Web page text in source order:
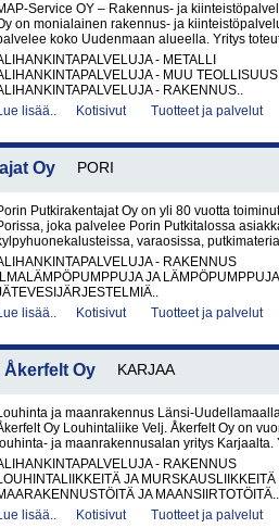
Service OY – Rakennus- ja
on monialainen rakennus- ja
koko Uudenmaan alueella. Yritys
- METALLI
- MUU TEOLLISUUS
- RAKENNUS..
lisää..
Kotisivut Tuotteet ja palvelut
Oy PORI
Putkirakentajat Oy on yli 80 vuotta
joka palvelee Porin Putkitalossa
varaosissa,
- RAKENNUS
ILMALÄMPÖPUMPPUJA JA LÄMPÖPUMPPUJA
lisää..
Kotisivut Tuotteet ja palvelut
Åkerfelt Oy KARJAA
ja maanrakennus Länsi-
Oy Louhintaliike Velj. Åkerfelt Oy on
louhinta- ja maanrakennusalan yritys Karjaalta.
- RAKENNUS
JA MURSKAUSLIIKKEITÄ
JA MAANSIIRTOTÖITÄ..
lisää..
Kotisivut Tuotteet ja palvelut